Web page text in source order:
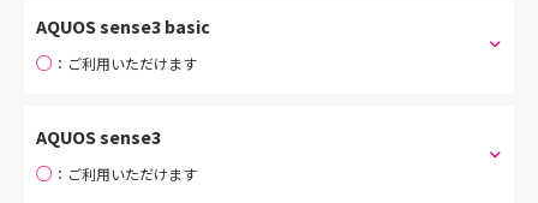
AQUOS sense3 basic
○ ：ご利用いただけます
AQUOS sense3
○ ：ご利用いただけます